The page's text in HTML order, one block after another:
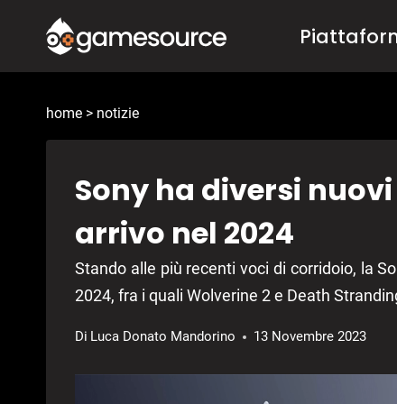
contenuto
home > notizie
Sony ha diversi
arrivo nel 2024
Stando alle più recenti voci di corridoio, la
2024, fra i quali Wolverine 2 e Death
Di Luca Donato Mandorino 13 Novembre 2023